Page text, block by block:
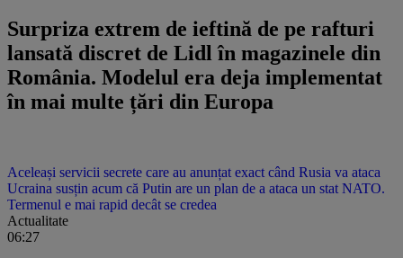
Surpriza extrem de ieftină de pe rafturi
lansată discret de Lidl în magazinele din
România. Modelul era deja implementat
în mai multe țări din Europa
Aceleași servicii secrete care au anunțat exact când Rusia va ataca
Ucraina susțin acum că Putin are un plan de a ataca un stat NATO.
Termenul e mai rapid decât se credea
Actualitate
06:27